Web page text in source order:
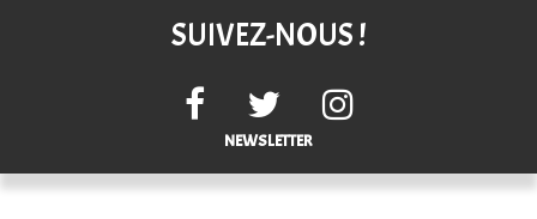
SUIVEZ-NOUS !
NEWSLETTER